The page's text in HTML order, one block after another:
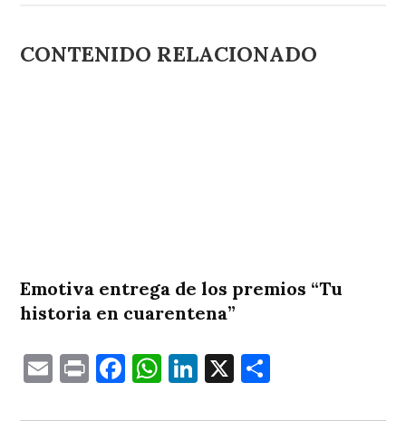
CONTENIDO RELACIONADO
Emotiva entrega de los premios “Tu
historia en cuarentena”
EmailPrintFacebook
WhatsApp
LinkedIn
X